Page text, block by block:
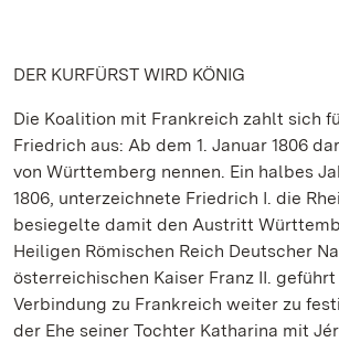
DER KURFÜRST WIRD KÖNIG
Die Koalition mit Frankreich zahlt sich
Friedrich aus: Ab dem 1. Januar 1806
von Württemberg nennen. Ein halbes
1806, unterzeichnete Friedrich I. die
besiegelte damit den Austritt
Heiligen Römischen Reich Deutscher
österreichischen Kaiser Franz II.
Verbindung zu Frankreich weiter zu
der Ehe seiner Tochter Katharina mit